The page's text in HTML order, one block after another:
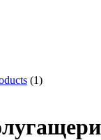
(1)